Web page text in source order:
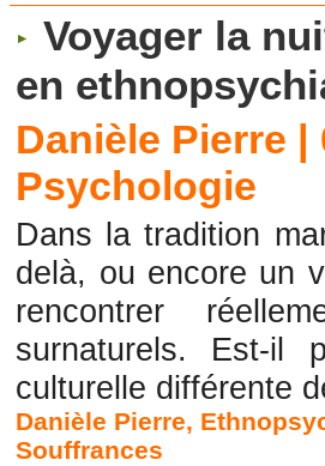
Voyager la
en
Danièle Pierre |
Psychologie
Dans la tradition
delà, ou encore un
rencontrer
surnaturels. Est-il
culturelle différente
Danièle Pierre,
Souffrances